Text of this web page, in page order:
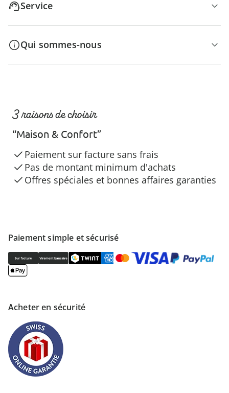
Service
Qui sommes-nous
Paiement simple et sécurisé
Acheter en sécurité
3 raisons de choisir
“Maison & Confort”
Paiement sur facture sans frais
Pas de montant minimum d'achats
Offres spéciales et bonnes affaires garanties